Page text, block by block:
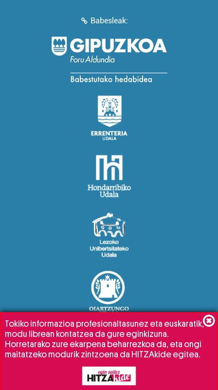
Babesleak:
Tokiko informazioa profesionaltasunez eta euskaratik,
modu librean kontatzea da gure eginkizuna.
Horretarako zure ekarpena beharrezkoa da, eta ongi
maitatzeko modurik zintzoena da HITZAkide egitea.